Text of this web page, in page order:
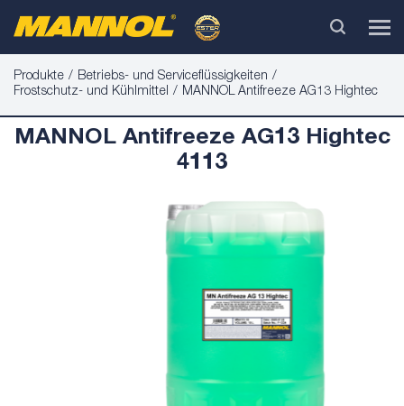
Produkte
Betriebs- und Serviceflüssigkeiten
Frostschutz- und Kühlmittel
MANNOL Antifreeze AG13 Hightec
MANNOL Antifreeze AG13 Hightec
4113